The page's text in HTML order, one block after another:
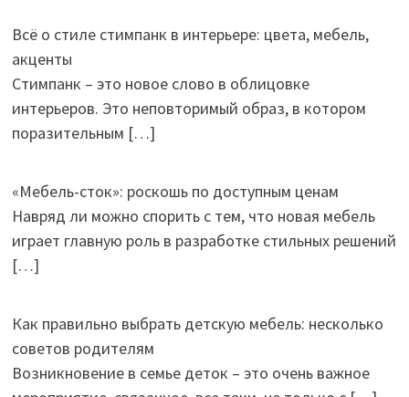
Всё о стиле стимпанк в интерьере: цвета, мебель,
акценты
Стимпанк – это новое слово в облицовке
интерьеров. Это неповторимый образ, в котором
поразительным […]
«Мебель-сток»: роскошь по доступным ценам
Навряд ли можно спорить с тем, что новая мебель
играет главную роль в разработке стильных решений
[…]
Как правильно выбрать детскую мебель: несколько
советов родителям
Возникновение в семье деток – это очень важное